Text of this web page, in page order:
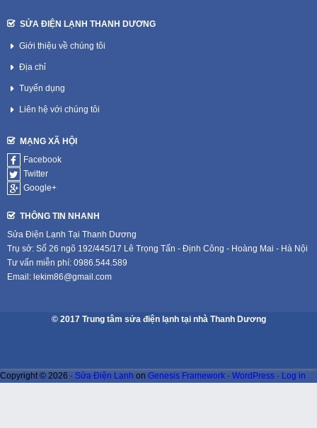
SỬA ĐIỆN LẠNH THANH DƯƠNG
Giới thiệu về chúng tôi
Địa chỉ
Tuyển dụng
Liên hệ với chúng tôi
MẠNG XÃ HỘI
Facebook
Twitter
Google+
THÔNG TIN NHANH
Sửa Điện Lạnh Tại Thanh Dương
Trụ sở: Số 26 ngõ 192/445/17 Lê Trọng Tấn - Định Công - Hoàng Mai - Hà Nội
Tư vấn miễn phí: 0986.544.589
Email: lekim86@gmail.com
© 2017 Trung tâm sửa điện lạnh tại nhà Thanh Dương
Copyright © 2026 · Sửa Điện Lạnh on Genesis Framework · WordPress · Log in